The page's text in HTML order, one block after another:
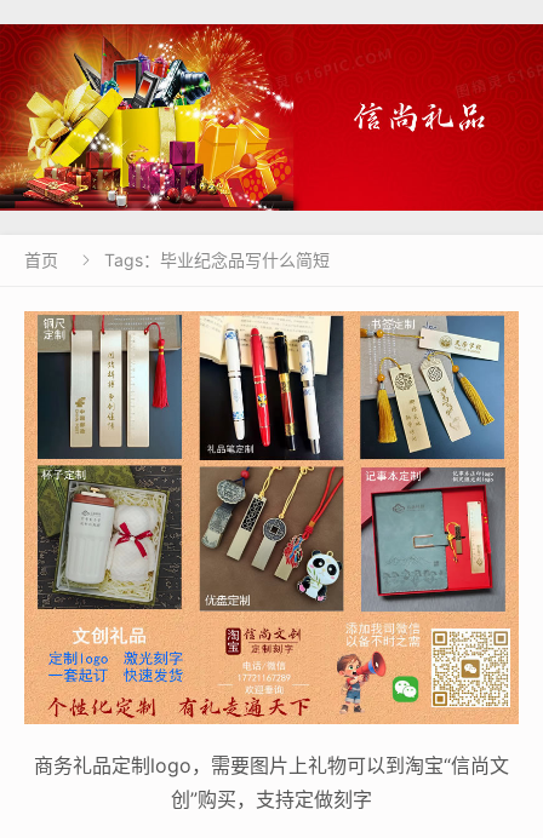
首页  Tags：毕业纪念品写什么简短
商务礼品定制logo，需要图片上礼物可以到淘宝“信尚文
创”购买，支持定做刻字